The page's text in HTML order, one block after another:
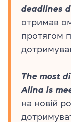
deadlines
отримав
протягом
The most
Alina is
на новій